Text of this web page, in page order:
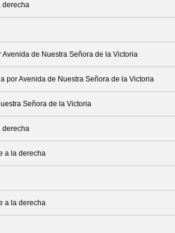
derecha
de Nuestra Señora de la Victoria
por Avenida de Nuestra Señora de la Victoria
Señora de la Victoria
derecha
a la derecha
a la derecha